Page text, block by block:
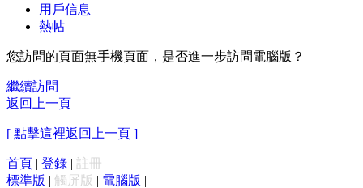
用戶信息
熱帖
您訪問的頁面無手機頁面，是否進一步訪問電腦版？
繼續訪問
返回上一頁
[ 點擊這裡返回上一頁 ]
首頁 | 登錄 | 註冊
標準版 | 觸屏版 | 電腦版 |